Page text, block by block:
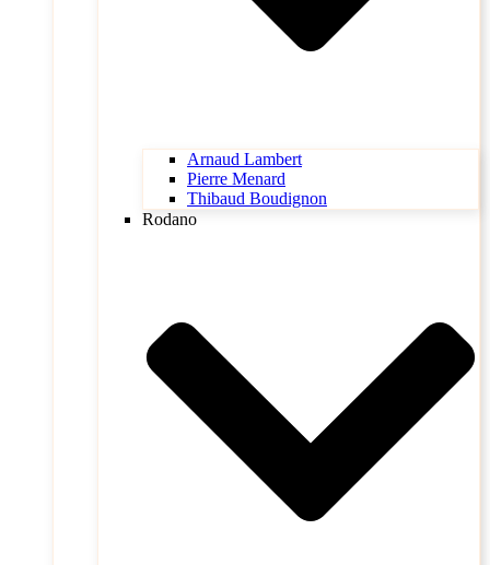
Arnaud Lambert
Pierre Menard
Thibaud Boudignon
Rodano